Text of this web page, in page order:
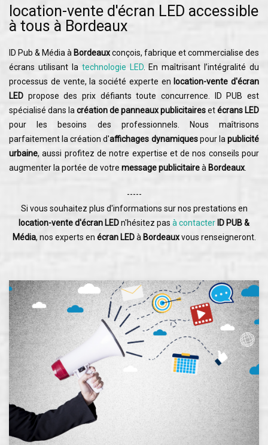
location-vente d'écran LED accessible
à tous à Bordeaux
ID Pub & Média à Bordeauxconçois, fabrique et commercialise des
écrans utilisant la technologie LED. En maîtrisant l’intégralité du
processus de vente, la société experte en location-vente d'écran
LED propose des prix défiants toute concurrence. ID PUB est
spécialisé dans la création de panneaux publicitairesetécrans LED
pour les besoins des professionnels. Nous maîtrisons
parfaitement la création d'affichages dynamiquespour lapublicité
urbaine, aussi profitez de notre expertise et de nos conseils pour
augmenter la portée de votre message publicitaireà Bordeaux
-----
Si vous souhaitez plus d'informations sur nos prestations en
location-vente d'écran LEDn'hésitez pas à contacter ID PUB &
Média, nos experts en écran LEDà Bordeauxvous renseigneront.